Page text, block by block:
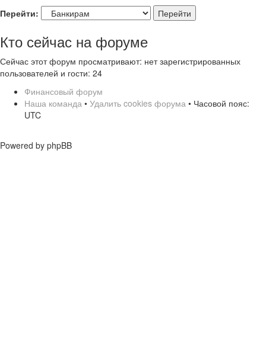
Перейти:
Кто сейчас на форуме
Сейчас этот форум просматривают: нет зарегистрированных
пользователей и гости: 24
Финансовый форум
Наша команда • Удалить cookies форума • Часовой пояс:
UTC
Powered by phpBB